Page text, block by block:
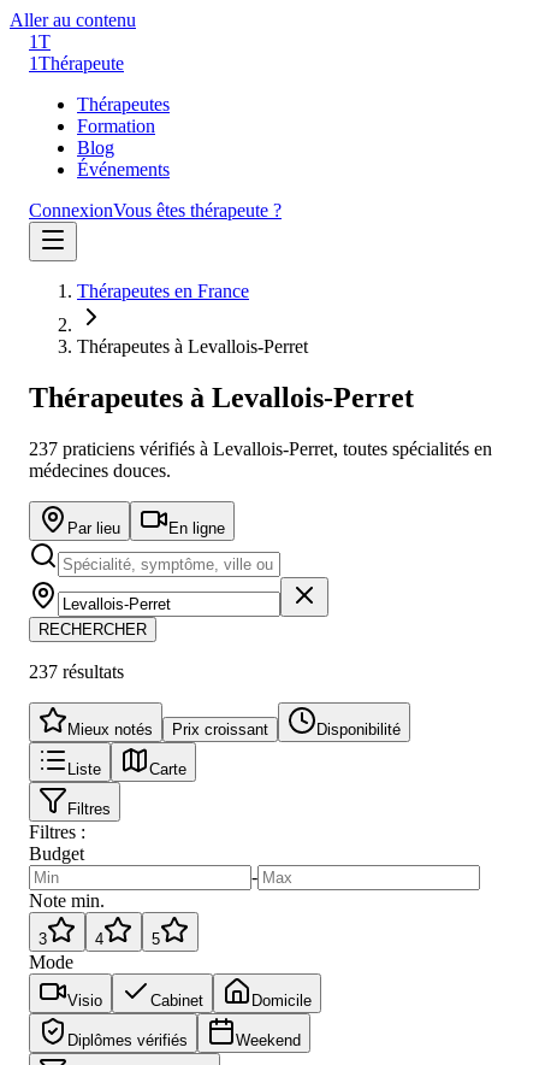
Aller au contenu
1T
1Thérapeute
Thérapeutes
Formation
Blog
Événements
ConnexionVous êtes thérapeute ?
Thérapeutes en France
Thérapeutes à Levallois-Perret
Thérapeutes à Levallois-Perret
237 praticiens vérifiés à Levallois-Perret, toutes spécialités en
médecines douces.
Par lieu En ligne
RECHERCHER
237 résultats
Mieux notés Prix croissant Disponibilité
Liste Carte
Filtres
Filtres :
Budget
-
Note min.
3 4 5
Mode
Visio Cabinet Domicile
Diplômes vérifiés Weekend